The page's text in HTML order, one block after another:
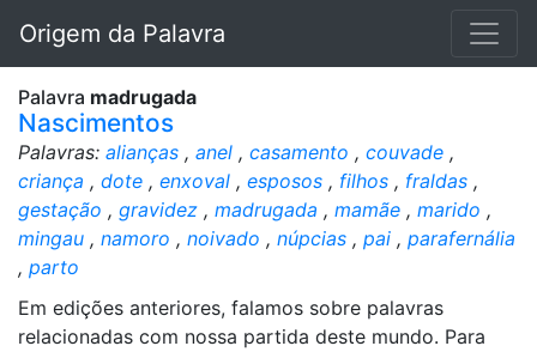
Origem da Palavra
Palavra madrugada
Nascimentos
Palavras: alianças , anel , casamento , couvade ,
criança , dote , enxoval , esposos , filhos , fraldas ,
gestação , gravidez , madrugada , mamãe , marido ,
mingau , namoro , noivado , núpcias , pai , parafernália
, parto
Em edições anteriores, falamos sobre palavras
relacionadas com nossa partida deste mundo. Para